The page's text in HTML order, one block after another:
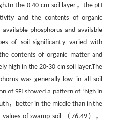
the 0-40 cm soil layer，the pH
and the contents of organic
phosphorus and available
of soil significantly varied with
contents of organic matter and
high in the 20-30 cm soil layer.The
was generally low in all soil
of SFI showed a pattern of ‘high in
，better in the middle than in the
values of swamp soil （76.49），